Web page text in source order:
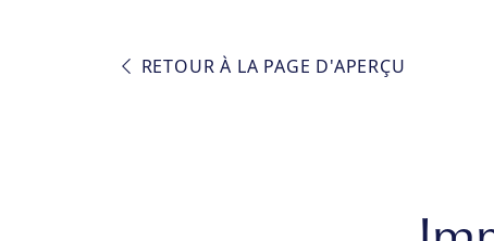
RETOUR À LA PAGE D'APERÇU